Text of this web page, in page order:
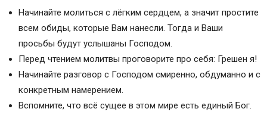
Начинайте молиться с лёгким сердцем, а значит простите
всем обиды, которые Вам нанесли. Тогда и Ваши
просьбы будут услышаны Господом.
Перед чтением молитвы проговорите про себя: Грешен я!
Начинайте разговор с Господом смиренно, обдуманно и с
конкретным намерением.
Вспомните, что всё сущее в этом мире есть единый Бог.